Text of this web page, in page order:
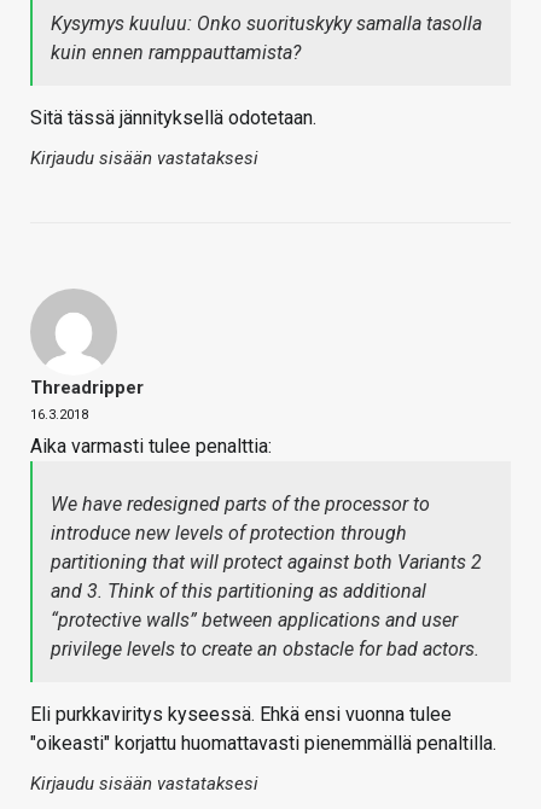
Kysymys kuuluu: Onko suorituskyky samalla tasolla
kuin ennen ramppauttamista?
Sitä tässä jännityksellä odotetaan.
Kirjaudu sisään vastataksesi
Threadripper
16.3.2018
Aika varmasti tulee penalttia:
We have redesigned parts of the processor to
introduce new levels of protection through
partitioning that will protect against both Variants 2
and 3. Think of this partitioning as additional
“protective walls” between applications and user
privilege levels to create an obstacle for bad actors.
Eli purkkaviritys kyseessä. Ehkä ensi vuonna tulee
"oikeasti" korjattu huomattavasti pienemmällä penaltilla.
Kirjaudu sisään vastataksesi